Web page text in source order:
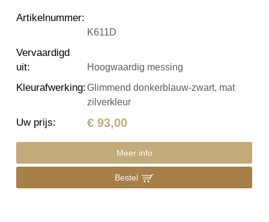
Artikelnummer:
K611D
Vervaardigd
uit: Hoogwaardig messing
Kleurafwerking:Glimmend donkerblauw-zwart, mat
zilverkleur
Uw prijs: € 93,00
Meer info
Bestel